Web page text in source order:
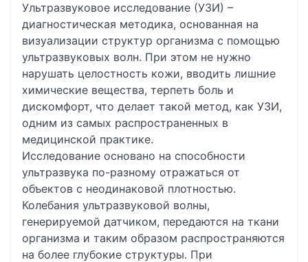
Ультразвуковое исследование (УЗИ) –
диагностическая методика, основанная на
визуализации структур организма с помощью
ультразвуковых волн. При этом не нужно
нарушать целостность кожи, вводить лишние
химические вещества, терпеть боль и
дискомфорт, что делает такой метод, как УЗИ,
одним из самых распространенных в
медицинской практике.
Исследование основано на способности
ультразвука по-разному отражаться от
объектов с неодинаковой плотностью.
Колебания ультразвуковой волны,
генерируемой датчиком, передаются на ткани
организма и таким образом распространяются
на более глубокие структуры. При